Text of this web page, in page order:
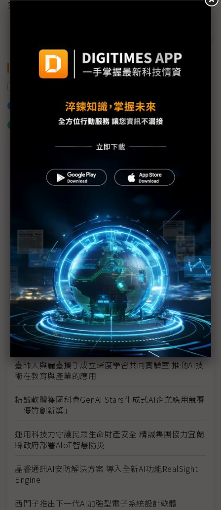
全、易於使用的網路環境。
加入已選取到「關鍵字追蹤」
什麼是「關鍵字追蹤」
小螺絲到大數據：Bossard緊固件在AI伺服器的應用
AMAX引領生成式 AI 與即時運動數據革命
思想科技助企業加速落實 AI 應用，完整顧問服務突破
創新挑戰
首款AI心肺篩檢在國際亮相！展現台灣醫學影像創新
迎接後雙軸轉型時代 Google AI助攻台灣製造業邁
向綠色企業
慧榮科技突破資料與功耗瓶頸 全新儲存技術加速AI應
用發展
臺師大與麗臺攜手成立深度學習共同實驗室 推動AI技
術在教育與產業的應用
精誠軟體獲國科會GenAI Stars生成式AI企業應用競賽
「優質創新獎」
運用科技力守護民眾生命財產安全 精誠集團協力宜蘭
縣政府部署AIoT智慧防災
晶睿通訊AI安防解決方案 導入全新AI功能RealSight
Engine
西門子推出下一代AI加強型電子系統設計軟體